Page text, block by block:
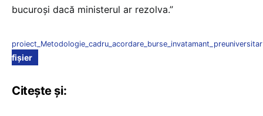
bucuroși dacă ministerul ar rezolva.”
proiect_Metodologie_cadru_acordare_burse_invatamant_preuniversitar
fișier
Citește și: